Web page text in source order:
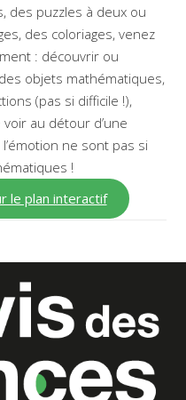
des puzzles à deux ou
des coloriages, venez
: découvrir ou
objets mathématiques,
(pas si difficile !),
au détour d’une
ne sont pas si
!
le plan interactif